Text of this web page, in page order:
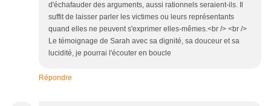
d'échafauder des arguments, aussi rationnels seraient-ils. Il
suffit de laisser parler les victimes ou leurs représentants
quand elles ne peuvent s'exprimer elles-mêmes.<br /> <br />
Le témoignage de Sarah avec sa dignité, sa douceur et sa
lucidité, je pourrai l'écouter en boucle
Répondre